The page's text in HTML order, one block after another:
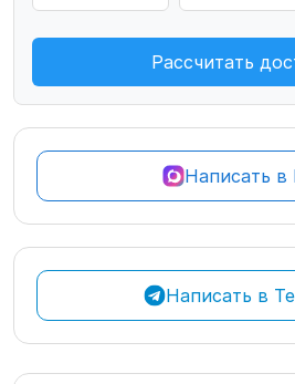
Рассчитать
Написать в
Написать в